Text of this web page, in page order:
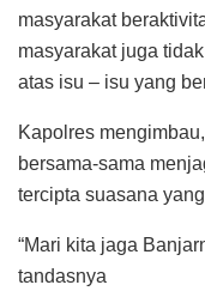
masyarakat
masyarakat juga
atas isu – isu yang
Kapolres
bersama-sama
tercipta suasana
“Mari kita jaga
tandasnya